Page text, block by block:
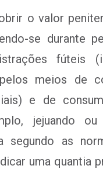
o valor
se durante
fúteis
meios de
e de
jejuando
segundo as
uma quantia